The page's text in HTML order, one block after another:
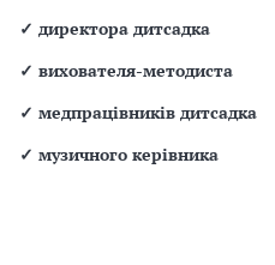
✓ директора дитсадка
✓ вихователя-методиста
✓ медпрацівників дитсадка
✓ музичного керівника